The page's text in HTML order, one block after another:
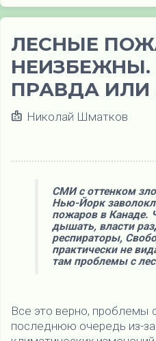
ЛЕСНЫЕ
НЕИЗБЕЖНЫ.
ПРАВДА ИЛИ
Николай Шматков
СМИ с оттенком
Нью-Йорк
пожаров в Канаде.
дышать, власти
респираторы,
практически не
там проблемы с
Все это верно, проблемы
последнюю очередь из-